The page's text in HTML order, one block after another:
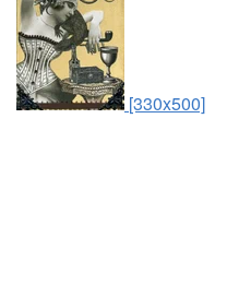
[330x500]